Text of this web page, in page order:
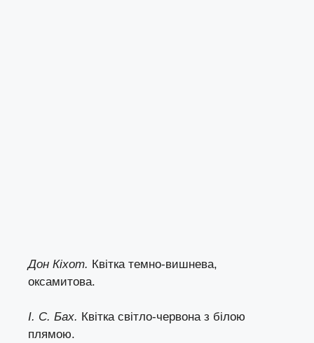
Дон Кіхот. Квітка темно-вишнева,
оксамитова.
І. С. Бах. Квітка світло-червона з білою
плямою.